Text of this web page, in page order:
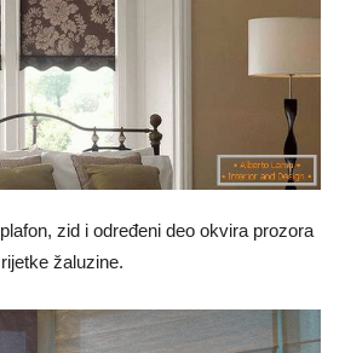
zid i određeni deo okvira prozora
žaluzine.